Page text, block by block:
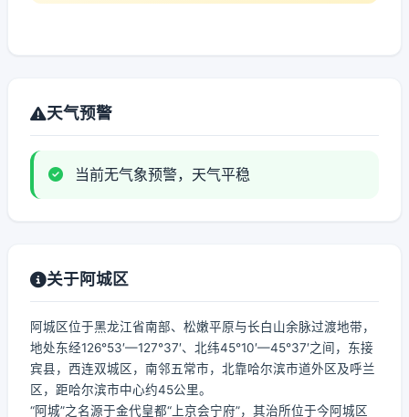
天气预警
当前无气象预警，天气平稳
关于阿城区
阿城区位于黑龙江省南部、松嫩平原与长白山余脉过渡地带，
地处东经126°53′—127°37′、北纬45°10′—45°37′之间，东接
宾县，西连双城区，南邻五常市，北靠哈尔滨市道外区及呼兰
区，距哈尔滨市中心约45公里。
“阿城”之名源于金代皇都“上京会宁府”，其治所位于今阿城区